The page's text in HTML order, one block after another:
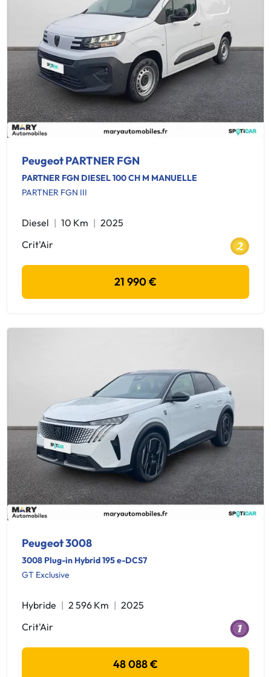
Peugeot PARTNER FGN
PARTNER FGN DIESEL 100 CH M MANUELLE
PARTNER FGN III
Diesel 10 Km
2025
Crit'Air
21 990 €
Peugeot 3008
3008 Plug-in Hybrid 195 e-DCS7
GT Exclusive
Hybride 2 596 Km
2025
Crit'Air
48 088 €